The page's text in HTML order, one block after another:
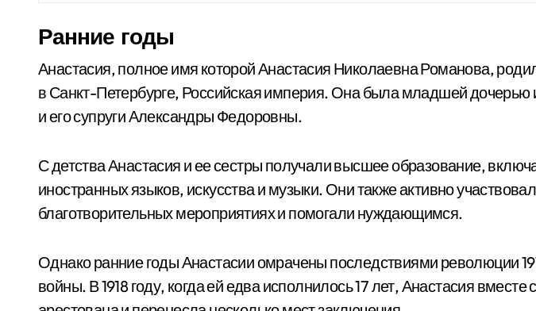
Ранние годы
Анастасия, полное имя которой Анастасия Николаевна Романова,
в Санкт-Петербурге, Российская империя. Она была младшей дочерью
и его супруги Александры Федоровны.
С детства Анастасия и ее сестры получали высшее образование,
иностранных языков, искусства и музыки. Они также активно
благотворительных мероприятиях и помогали нуждающимся.
Однако ранние годы Анастасии омрачены последствиями революции
войны. В 1918 году, когда ей едва исполнилось 17 лет, Анастасия